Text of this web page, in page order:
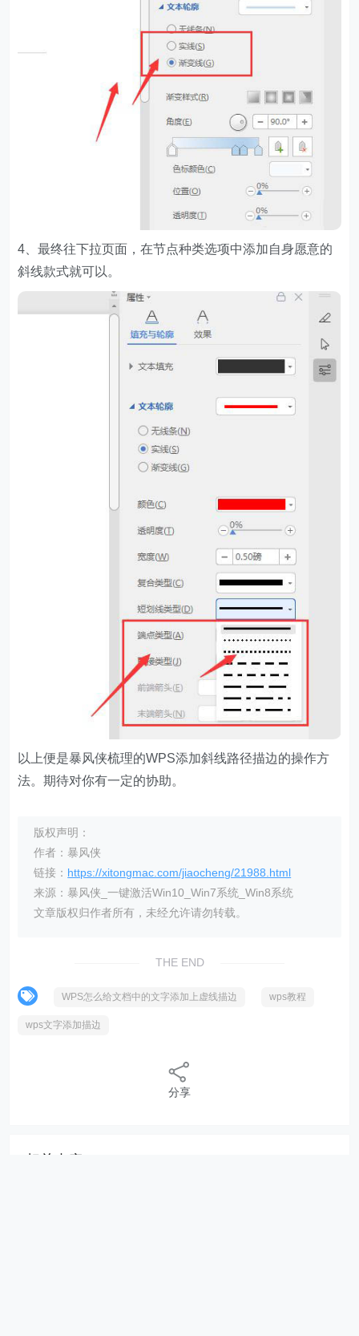
4、最终往下拉页面，在节点种类选项中添加自身愿意的
斜线款式就可以。
以上便是暴风侠梳理的WPS添加斜线路径描边的操作方
法。期待对你有一定的协助。
版权声明：
作者：暴风侠
链接： https://xitongmac.com/jiaocheng/21988.html
来源：暴风侠_一键激活Win10_Win7系统_Win8系统
文章版权归作者所有，未经允许请勿转载。
THE END
WPS怎么给文档中的文字添加上虚线描边 wps教程
wps文字添加描边
分享
相关内容